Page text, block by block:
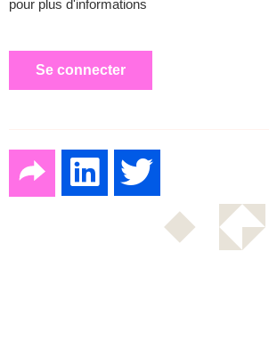
pour plus d'informations
Se connecter